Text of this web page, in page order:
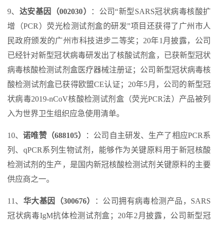
9、 达安基因（002030）
：公司“新型SARS冠状病毒核酸扩
增（PCR）荧光检测试剂盒的研发”项目还获得了广州市人
民政府颁发的广州市科技进步二等奖；20年1月披露，公司
已经针对新型冠状病毒研发出了核酸试剂盒，已获新型冠状
病毒核酸检测试剂盒医疗器械注册证；公司新型冠状病毒核
酸检测试剂盒已获得欧盟CE认证；20年5月，公司的新型冠
状病毒2019-nCoV核酸检测试剂盒（荧光PCR法）产品被列
入为世界卫生组织应急使用清单。
10、诺唯赞（688105）
：公司自主研发、生产了相应PCR系
列、qPCR系列生物试剂，能够作为关键原料用于新冠核酸
检测试剂的生产，是国内新冠核酸检测试剂关键原料的主要
供应商之一。
11、 华大基因（300676）
：公司拥有病毒检测产品，SARS
冠状病毒IgM抗体检测试剂盒；20年2月披露，公司新型冠